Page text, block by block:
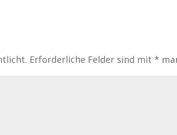
Erforderliche Felder sind mit *